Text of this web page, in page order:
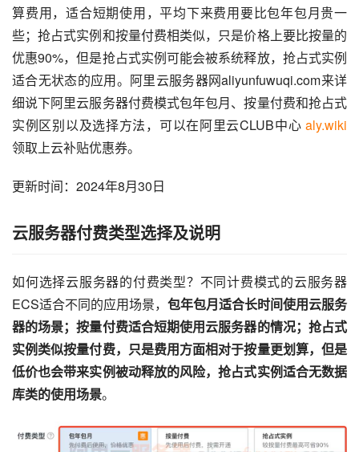
算费用，适合短期使用，平均下来费用要比包年包月贵一
些；抢占式实例和按量付费相类似，只是价格上要比按量的
优惠90%，但是抢占式实例可能会被系统释放，抢占式实例
适合无状态的应用。阿里云服务器网aliyunfuwuqi.com来详
细说下阿里云服务器付费模式包年包月、按量付费和抢占式
实例区别以及选择方法，可以在阿里云CLUB中心 aly.wiki
领取上云补贴优惠券。
更新时间：2024年8月30日
云服务器付费类型选择及说明
如何选择云服务器的付费类型？不同计费模式的云服务器
ECS适合不同的应用场景， 包年包月适合长时间使用云服务
器的场景；按量付费适合短期使用云服务器的情况；抢占式
实例类似按量付费，只是费用方面相对于按量更划算，但是
低价也会带来实例被动释放的风险，抢占式实例适合无数据
库类的使用场景。